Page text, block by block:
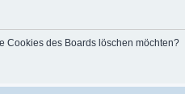
Cookies des Boards löschen möchten?